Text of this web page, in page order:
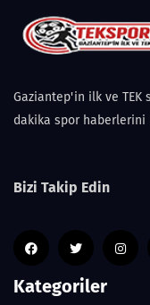
Gaziantep'in ilk ve
dakika spor haberlerini
Bizi Takip Edin
Kategoriler